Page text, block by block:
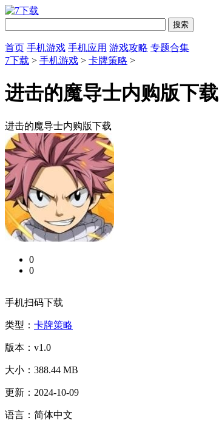
首页 手机游戏 手机应用 游戏攻略 专题合集
7下载 > 手机游戏 > 卡牌策略 >
进击的魔导士内购版下载
进击的魔导士内购版下载
0
0
手机扫码下载
类型： 卡牌策略
版本：v1.0
大小：388.44 MB
更新：2024-10-09
语言：简体中文